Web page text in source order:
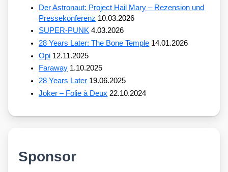
Der Astronaut: Project Hail Mary – Rezension und
Pressekonferenz 10.03.2026
SUPER-PUNK 4.03.2026
28 Years Later: The Bone Temple 14.01.2026
Opi 12.11.2025
Faraway 1.10.2025
28 Years Later 19.06.2025
Joker – Folie à Deux 22.10.2024
Sponsor